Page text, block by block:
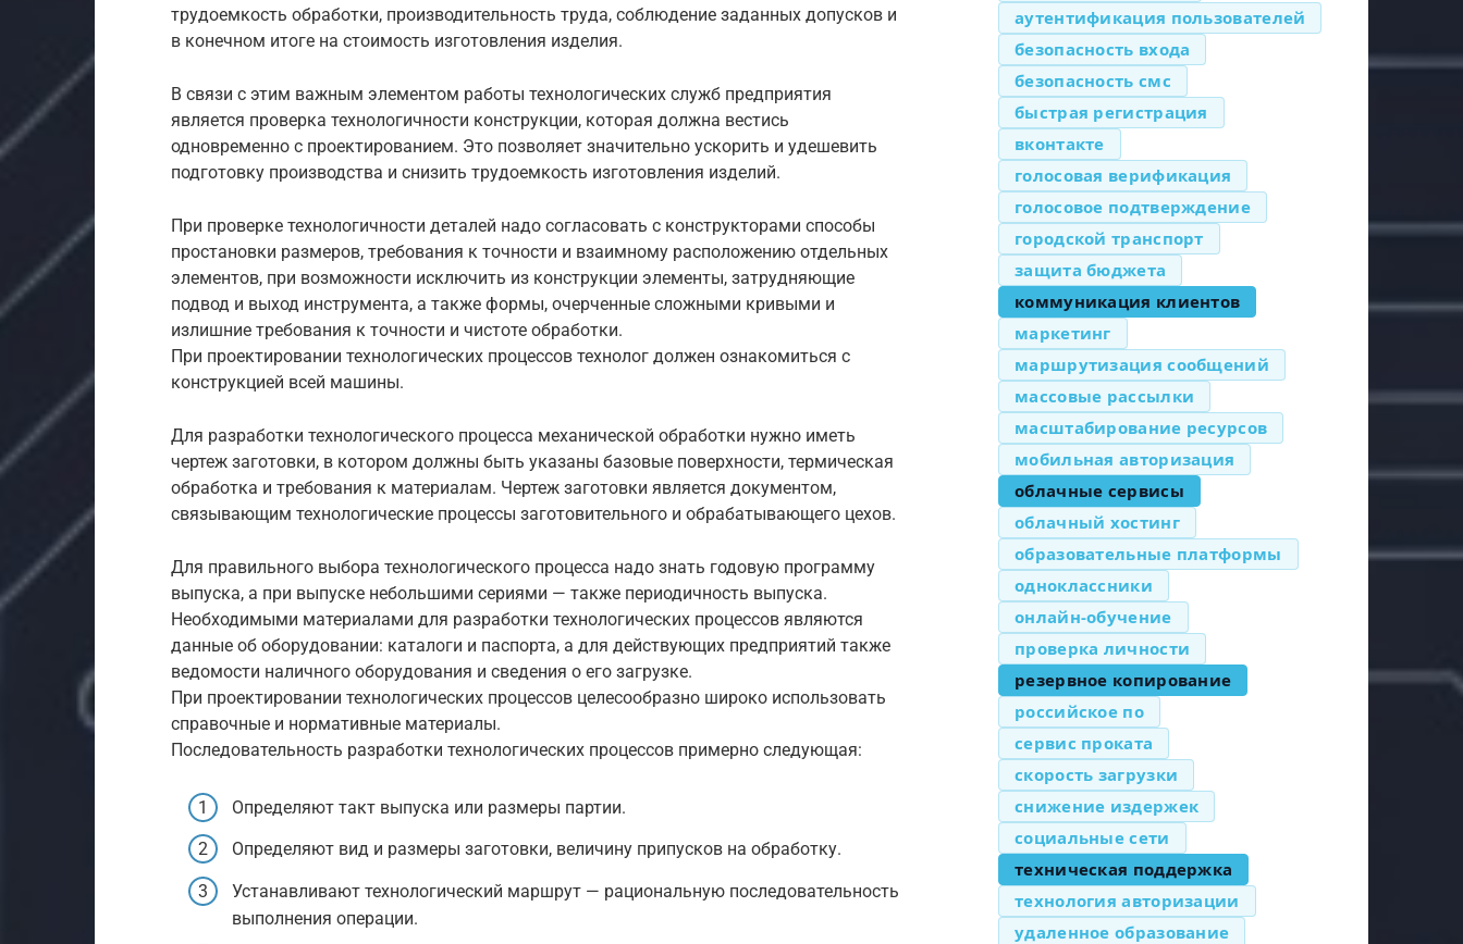
трудоемкость обработки, производительность труда, соблюдение заданных допусков и
в конечном итоге на стоимость изготовления изделия.
В связи с этим важным элементом работы технологических служб предприятия
является проверка технологичности конструкции, которая должна вестись
одновременно с проектированием. Это позволяет значительно ускорить и удешевить
подготовку производства и снизить трудоемкость изготовления изделий.
При проверке технологичности деталей надо согласовать с конструкторами способы
простановки размеров, требования к точности и взаимному расположению отдельных
элементов, при возможности исключить из конструкции элементы, затрудняющие
подвод и выход инструмента, а также формы, очерченные сложными кривыми и
излишние требования к точности и чистоте обработки.
При проектировании технологических процессов технолог должен ознакомиться с
конструкцией всей машины.
Для разработки технологического процесса механической обработки нужно иметь
чертеж заготовки, в котором должны быть указаны базовые поверхности, термическая
обработка и требования к материалам. Чертеж заготовки является документом,
связывающим технологические процессы заготовительного и обрабатывающего цехов.
Для правильного выбора технологического процесса надо знать годовую программу
выпуска, а при выпуске небольшими сериями — также периодичность выпуска.
Необходимыми материалами для разработки технологических процессов являются
данные об оборудовании: каталоги и паспорта, а для действующих предприятий также
ведомости наличного оборудования и сведения о его загрузке.
При проектировании технологических процессов целесообразно широко использовать
справочные и нормативные материалы.
Последовательность разработки технологических процессов примерно следующая:
Определяют такт выпуска или размеры партии.
Определяют вид и размеры заготовки, величину припусков на обработку.
Устанавливают технологический маршрут — рациональную последовательность
выполнения операции.
аутентификация пользователей
безопасность входа
безопасность смс
быстрая регистрация
вконтакте
голосовая верификация
голосовое подтверждение
городской транспорт
защита бюджета
коммуникация клиентов
маркетинг
маршрутизация сообщений
массовые рассылки
масштабирование ресурсов
мобильная авторизация
облачные сервисы
облачный хостинг
образовательные платформы
одноклассники
онлайн-обучение
проверка личности
резервное копирование
российское по
сервис проката
скорость загрузки
снижение издержек
социальные сети
техническая поддержка
технология авторизации
удаленное образование